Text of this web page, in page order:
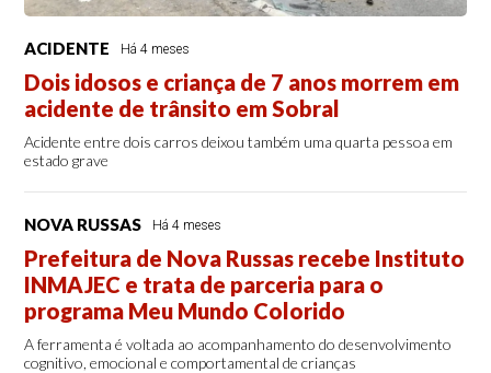
ACIDENTE Há 4 meses
Dois idosos e criança de 7 anos morrem em
acidente de trânsito em Sobral
Acidente entre dois carros deixou também uma quarta pessoa em
estado grave
NOVA RUSSAS Há 4 meses
Prefeitura de Nova Russas recebe Instituto
INMAJEC e trata de parceria para o
programa Meu Mundo Colorido
A ferramenta é voltada ao acompanhamento do desenvolvimento
cognitivo, emocional e comportamental de crianças